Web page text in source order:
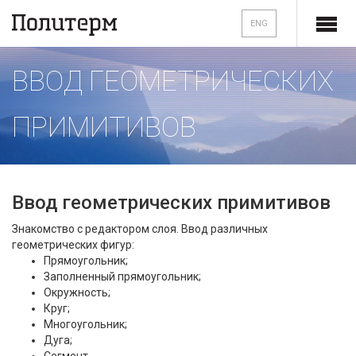
ENG
ВВОД ГЕОМЕТРИЧЕСКИХ
ПРИМИТИВОВ
Ввод геометрических примитивов
Знакомство с редактором слоя. Ввод различных
геометрических фигур:
Прямоугольник;
Заполненный прямоугольник;
Окружность;
Круг;
Многоугольник;
Дуга;